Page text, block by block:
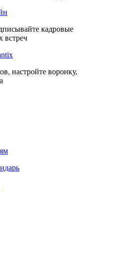
кадровые
встреч
настройте воронку,